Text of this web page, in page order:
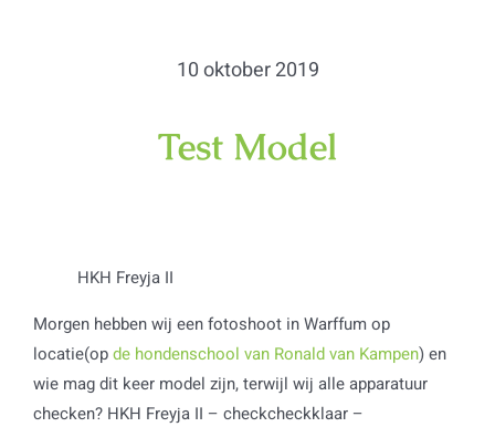
10 oktober 2019
Test Model
HKH Freyja II
Morgen hebben wij een fotoshoot in Warffum op
locatie(opde hondenschool van Ronald van Kampen) en
wie mag dit keer model zijn, terwijl wij alle apparatuur
checken? HKH Freyja II – checkcheckklaar –